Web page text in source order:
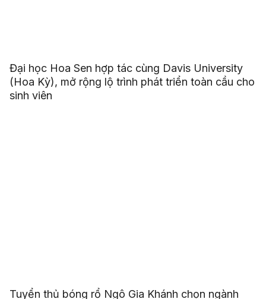
Đại học Hoa Sen hợp tác cùng Davis University
(Hoa Kỳ), mở rộng lộ trình phát triển toàn cầu cho
sinh viên
Tuyển thủ bóng rổ Ngô Gia Khánh chọn ngành